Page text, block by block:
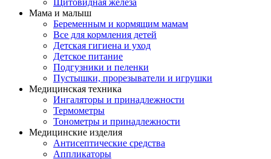
Щитовидная железа
Мама и малыш
Беременным и кормящим мамам
Все для кормления детей
Детская гигиена и уход
Детское питание
Подгузники и пеленки
Пустышки, прорезыватели и игрушки
Медицинская техника
Ингаляторы и принадлежности
Термометры
Тонометры и принадлежности
Медицинские изделия
Антисептические средства
Аппликаторы